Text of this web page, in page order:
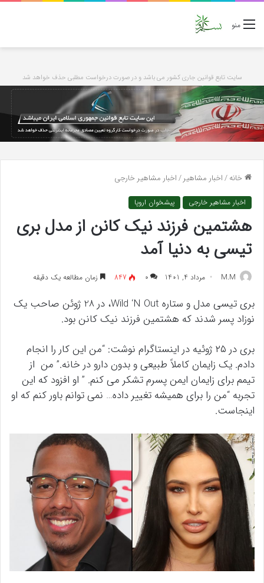
منو
سایت تابع قوانین جاری کشور می باشد و در صورت درخواست مطلبی حذف خواهد شد
خانه/اخبار مشاهیر/اخبار مشاهیر خارجی
اخبار مشاهیر خارجی پیشخوان اروپا
هشتمین فرزند نیک کانن از مدل بری
تیسی به دنیا آمد
M.M مرداد 4, 1401 ۰ 847 زمان مطالعه یک دقیقه
بری تیسی مدل و ستاره Wild ‘N Out، در 28 ژوئن صاحب یک
نوزاد پسر شدند که هشتمین فرزند نیک کانن بود.
بری در ۲۵ ژوئیه در اینستاگرام نوشت: “من این کار را انجام
دادم. یک زایمان کاملاً طبیعی و بدون دارو در خانه.” من از
تیمم برای زایمان ایمن پسرم تشکر می کنم. ” او افزود که این
تجربه “من را برای همیشه تغییر داده… نمی توانم باور کنم که او
اینجاست.